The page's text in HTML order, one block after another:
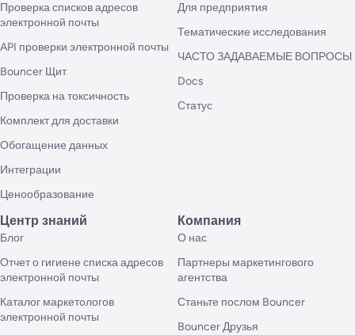
Проверка списков адресов
электронной почты
API проверки электронной почты
Bouncer Щит
Проверка на токсичность
Комплект для доставки
Обогащение данных
Интеграции
Ценообразование
Для предприятия
Тематические исследования
ЧАСТО ЗАДАВАЕМЫЕ ВОПРОСЫ
Docs
Статус
Центр знаний
Блог
Отчет о гигиене списка адресов
электронной почты
Каталог маркетологов
электронной почты
Компания
О нас
Партнеры маркетингового
агентства
Станьте послом Bouncer
Bouncer Друзья